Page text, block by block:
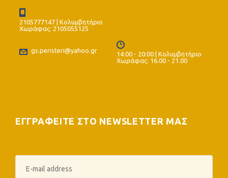
2105777147 | Κολυμβητήριο
Χωράφας: 2105055125
gs.peristeri@yahoo.gr
14:00 - 20:00 | Κολυμβητήριο
Χωράφας: 16.00 - 21.00
ΕΓΓΡΑΦΕΙΤΕ ΣΤΟ NEWSLETTER ΜΑΣ